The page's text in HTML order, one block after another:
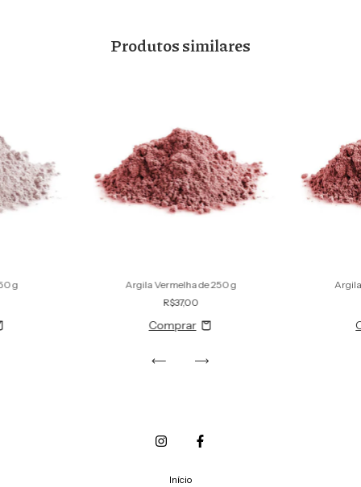
Produtos similares
g
Argila Vermelha de 250 g
R$37,00
Início